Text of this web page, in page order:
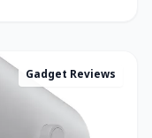
Gadget Reviews